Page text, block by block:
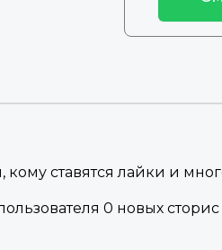
ставятся лайки и
0 новых